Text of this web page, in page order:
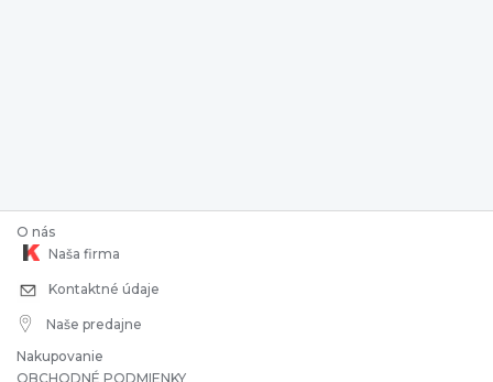
O nás
Naša firma
Kontaktné údaje
Naše predajne
Nakupovanie
OBCHODNÉ PODMIENKY